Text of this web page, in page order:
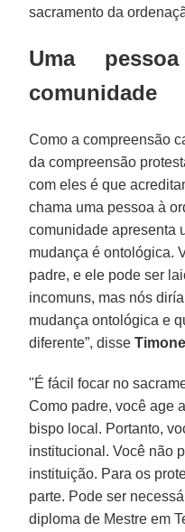
sacramento da
Uma
comunidade
Como a compreensão
da compreensão
com eles é que
chama uma pessoa à
comunidade apresenta
mudança é ontológica.
padre, e ele pode ser
incomuns, mas nós
mudança ontológica e
diferente”, disse
"É fácil focar no
Como padre, você age
bispo local. Portanto,
institucional. Você não
instituição. Para os
parte. Pode ser
diploma de Mestre em